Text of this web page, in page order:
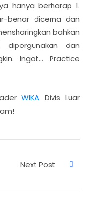
hanya berharap 1.
benar dicerna dan
bahkan
dan
Ingat… Practice
WIKA Divis Luar